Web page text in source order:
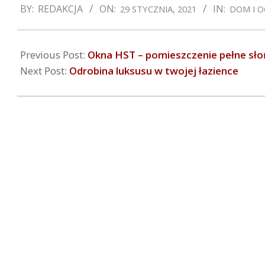
01-
29
BY: REDAKCJA ON: 29 STYCZNIA, 2021 IN: DOM I
Previous Post: Okna HST – pomieszczenie pełne
Next Post: Odrobina luksusu w twojej łazience